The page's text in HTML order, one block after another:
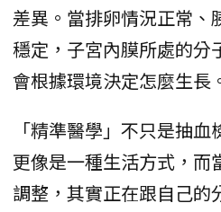
差異。當排卵情況正常、
穩定，子宮內膜所處的分
會根據環境決定怎麼生長
「精準醫學」不只是抽
更像是一種生活方式，而
調整，其實正在跟自己的